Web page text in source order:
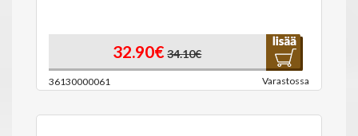
32.90€ 34.10€
36130000061 Varastossa